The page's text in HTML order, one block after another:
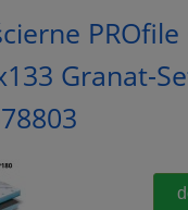
PROfile
Granat-